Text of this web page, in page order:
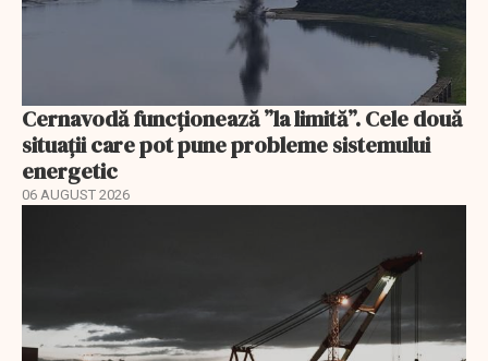
Cernavodă funcționează ”la limită”. Cele două
situații care pot pune probleme sistemului
energetic
06 AUGUST 2026